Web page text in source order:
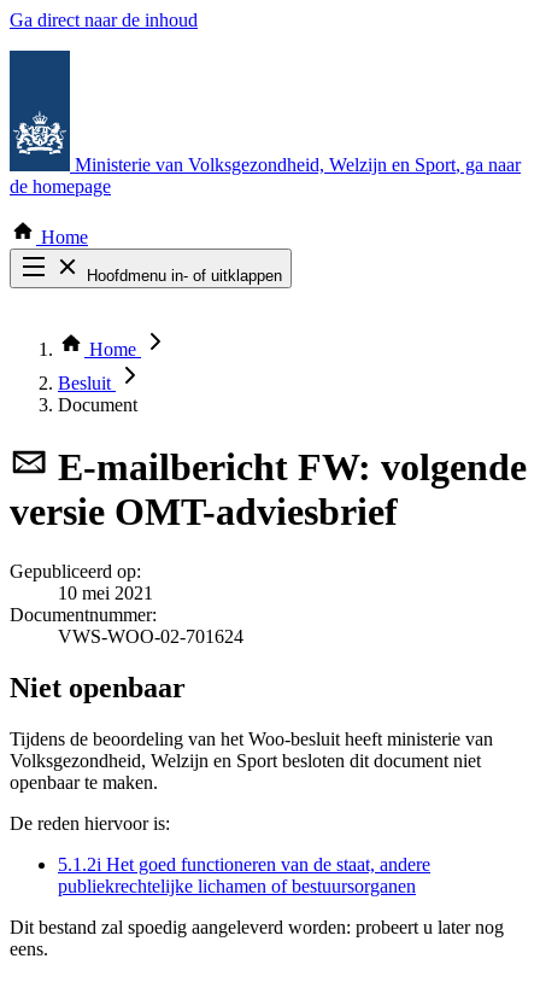
Ga direct naar de inhoud
Ministerie van Volksgezondheid, Welzijn en Sport, ga naar
de homepage
Home
Hoofdmenu in- of uitklappen
Thema COVID-19
Bekijk per bestuursorgaan
Home
Besluit
Document
E-mailbericht FW: volgende
versie OMT-adviesbrief
Gepubliceerd op:
10 mei 2021
Documentnummer:
VWS-WOO-02-701624
Niet openbaar
Tijdens de beoordeling van het Woo-besluit heeft ministerie van
Volksgezondheid, Welzijn en Sport besloten dit document niet
openbaar te maken.
De reden hiervoor is:
5.1.2i Het goed functioneren van de staat, andere
publiekrechtelijke lichamen of bestuursorganen
Dit bestand zal spoedig aangeleverd worden: probeert u later nog
eens.